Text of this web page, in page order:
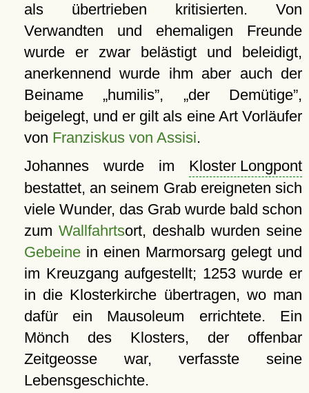
als übertrieben kritisierten. Von
Verwandten und ehemaligen Freunde
wurde er zwar belästigt und beleidigt,
anerkennend wurde ihm aber auch der
Beiname humilis , der Demütige ,
beigelegt, und er gilt als eine Art Vorläufer
von Franziskus von Assisi.
Johannes wurde im Kloster Longpont
bestattet, an seinem Grab ereigneten sich
viele Wunder, das Grab wurde bald schon
zum Wallfahrtsort, deshalb wurden seine
Gebeinein einen Marmorsarg gelegt und
im Kreuzgang aufgestellt; 1253 wurde er
in die Klosterkirche übertragen, wo man
dafür ein Mausoleum errichtete. Ein
Mönch des Klosters, der offenbar
Zeitgeosse war, verfasste seine
Lebensgeschichte.